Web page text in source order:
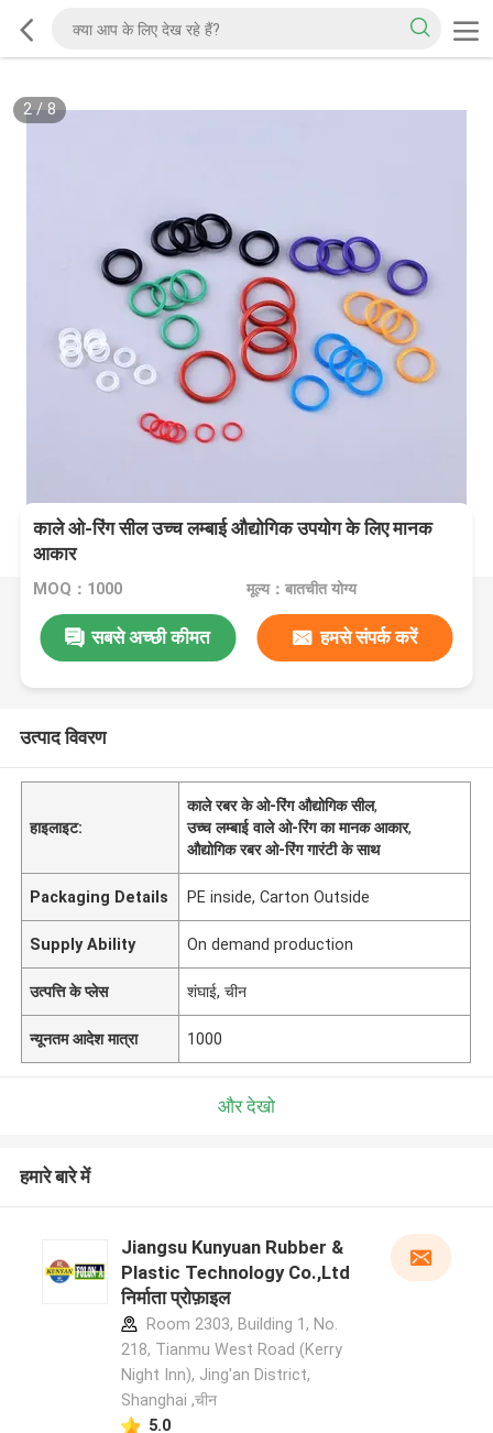
2/8
काले ओ-रिंग सील उच्च लम्बाई औद्योगिक उपयोग के लिए मानक
आकार
MOQ：1000 मूल्य：बातचीत योग्य
सबसे अच्छी कीमत हमसे संपर्क करें
उत्पाद विवरण
हाइलाइट:
काले रबर के ओ-रिंग औद्योगिक सील,
उच्च लम्बाई वाले ओ-रिंग का मानक आकार,
औद्योगिक रबर ओ-रिंग गारंटी के साथ
Packaging Details PE inside, Carton Outside
Supply Ability On demand production
उत्पत्ति के प्लेस शंघाई, चीन
न्यूनतम आदेश मात्रा 1000
और देखो
हमारे बारे में
Jiangsu Kunyuan Rubber &
Plastic Technology Co.,Ltd
निर्माता प्रोफ़ाइल
Room 2303, Building 1, No.
218, Tianmu West Road (Kerry
Night Inn), Jing'an District,
Shanghai ,चीन
5.0